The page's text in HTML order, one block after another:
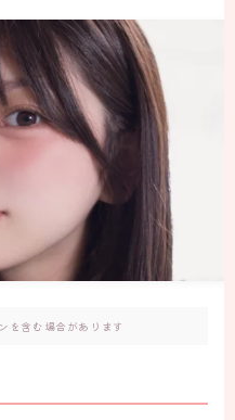
を含む場合があります